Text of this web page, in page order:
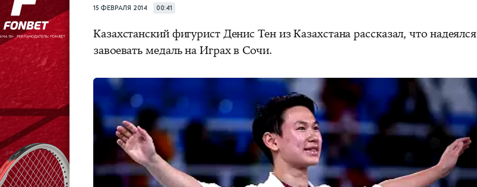
15 ФЕВРАЛЯ 2014 00:41
Казахстанский фигурист Денис Тен из Казахстана рассказал, что надеялся
завоевать медаль на Играх в Сочи.